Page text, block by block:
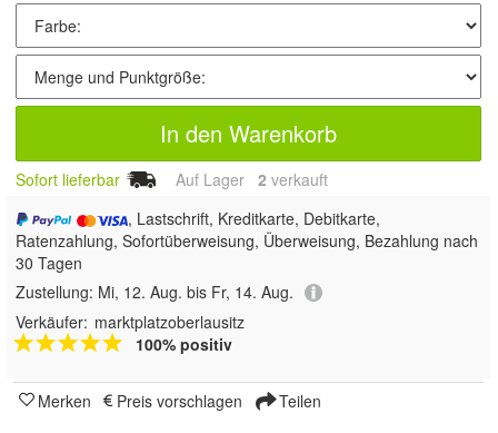
In den Warenkorb
Sofort lieferbar Auf Lager 2 verkauft
, Lastschrift, Kreditkarte, Debitkarte,
Ratenzahlung, Sofortüberweisung, Überweisung, Bezahlung nach
30 Tagen
Zustellung: Mi, 12. Aug. bis Fr, 14. Aug.
Verkäufer: marktplatzoberlausitz
100% positiv
Merken Preis vorschlagen Teilen